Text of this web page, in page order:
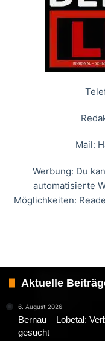
Mail:
Werbung: Du
automatisierte
Möglichkeiten:
Aktuelle
6. August 2026
Bernau – Lobetal:
gesucht